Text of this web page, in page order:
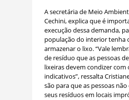
A secretária de Meio
Cechini, explica que é
execução dessa demanda,
população do interior tenha
armazenar o lixo. “Vale
de resíduo que as pessoas
lixeiras devem condizer com
indicativos”, ressalta
são para que as pessoas
seus resíduos em locais